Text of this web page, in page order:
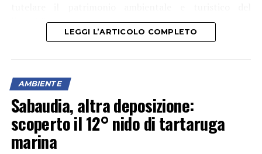
litorale”.
LEGGI L’ARTICOLO COMPLETO
AMBIENTE
Sabaudia, altra deposizione:
scoperto il 12° nido di tartaruga
marina